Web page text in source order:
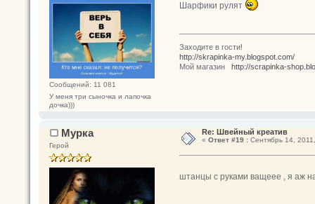
Сообщений: 11 081
У меня три сыночка и лапочка
дочка)))
Шарфики рулят
Заходите в гости!
http://skrapinka-my.blogspot.com/
Мой магазин http://scrapinka-
Мурка
Герой
Re: Швейный креатив
« Ответ #19 :Сентябрь 14,
штанцы с руками ващеее , я аж